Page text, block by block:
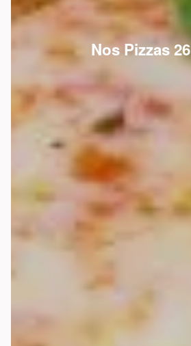
Nos Pizzas